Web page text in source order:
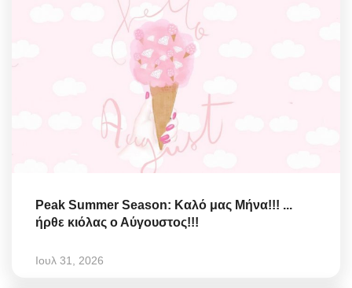
Peak Summer Season: Kαλό μας Μήνα!!! ...
ήρθε κιόλας ο Αύγουστος!!!
Ιουλ 31, 2026